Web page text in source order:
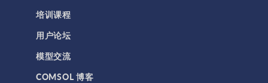
培训课程
用户论坛
模型交流
COMSOL 博客